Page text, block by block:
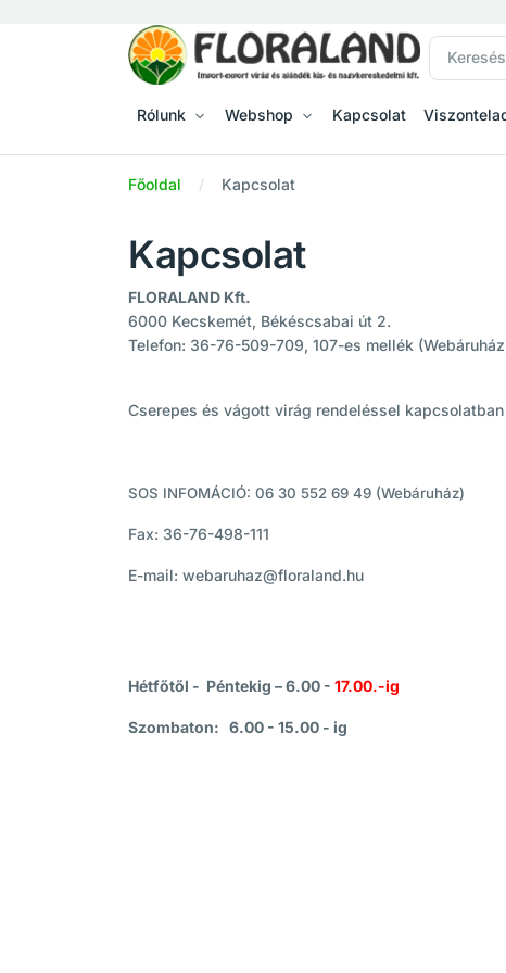
Rólunk Webshop Kapcsolat
Főoldal Kapcsolat
Kapcsolat
FLORALAND Kft.
6000 Kecskemét, Békéscsabai út 2.
Telefon: 36-76-509-709, 107-es mellék
Cserepes és vágott virág rendeléssel
SOS INFOMÁCIÓ: 06 30 552 69 49 (Webáruház)
Fax: 36-76-498-111
E-mail: webaruhaz@floraland.hu
Hétfőtől - Péntekig – 6.00 - 17.00.-ig
Szombaton: 6.00 - 15.00 - ig